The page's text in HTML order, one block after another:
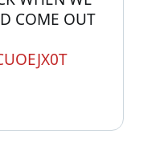
COME OUT